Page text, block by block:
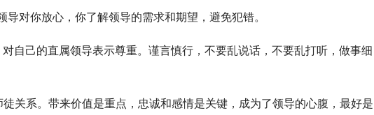
对你放心，你了解领导的需求和期望，避免犯错。
自己的直属领导表示尊重。谨言慎行，不要乱说话，不要乱打听，做事细
关系。带来价值是重点，忠诚和感情是关键，成为了领导的心腹，最好是